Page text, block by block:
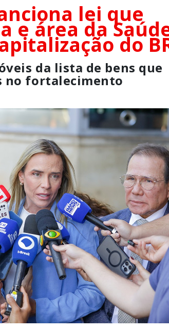
lei que
e área da
do
da lista de bens que
no fortalecimento